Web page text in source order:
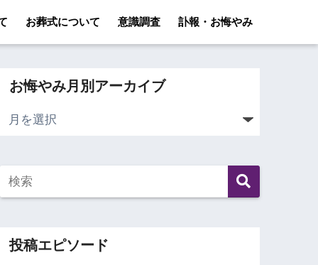
お葬式について 意識調査 訃報・お悔やみ
お悔やみ月別アーカイブ
投稿エピソード